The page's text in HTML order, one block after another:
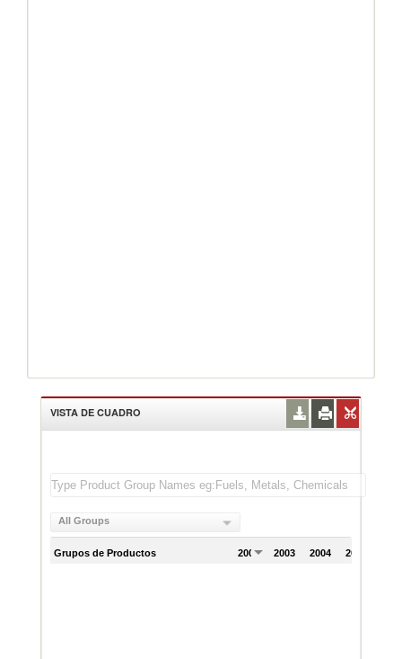
VISTA DE CUADRO
All Groups
Grupos de Productos 2002 2003 2004 2005